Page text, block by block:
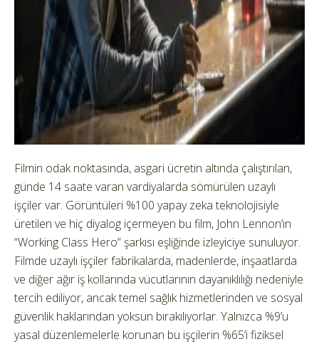
Filmin odak noktasında, asgari ücretin altında çalıştırılan,
günde 14 saate varan vardiyalarda sömürülen uzaylı
işçiler var. Görüntüleri %100 yapay zeka teknolojisiyle
üretilen ve hiç diyalog içermeyen bu film, John Lennon’ın
“Working Class Hero” şarkısı eşliğinde izleyiciye sunuluyor.
Filmde uzaylı işçiler fabrikalarda, madenlerde, inşaatlarda
ve diğer ağır iş kollarında vücutlarının dayanıklılığı nedeniyle
tercih ediliyor, ancak temel sağlık hizmetlerinden ve sosyal
güvenlik haklarından yoksun bırakılıyorlar. Yalnızca %9’u
yasal düzenlemelerle korunan bu işçilerin %65’i fiziksel